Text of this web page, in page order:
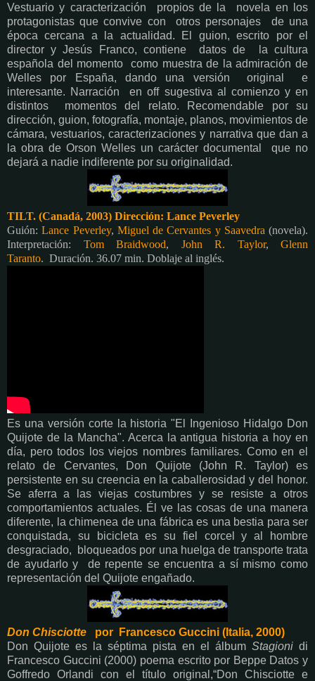
Vestuario y caracterización propios de la novela en los
protagonistas que convive con otros personajes de una
época cercana a la actualidad. El guion, escrito por el
director y Jesús Franco, contiene datos de la cultura
española del momento como muestra de la admiración de
Welles por España, dando una versión original e
interesante. Narración en off sugestiva al comienzo y en
distintos momentos del relato. Recomendable por su
dirección, guion, fotografía, montaje, planos, movimientos de
cámara, vestuarios, caracterizaciones y narrativa que dan a
la obra de Orson Welles un carácter documental que no
dejará a nadie indiferente por su originalidad.
TILT. (Canadá, 2003) Dirección: Lance Peverley
Guión: Lance Peverley, Miguel de Cervantes y Saavedra (novela).
Interpretación:
Tom Braidwood, John R. Taylor, Glenn
Taranto. Duración. 36.07 min. Doblaje al inglés.
Es una versión corte la historia "El Ingenioso Hidalgo Don
Quijote de la Mancha". Acerca la antigua historia a hoy en
día, pero todos los viejos nombres familiares. Como en el
relato de Cervantes, Don Quijote (John R. Taylor) es
persistente en su creencia en la caballerosidad y del honor.
Se aferra a las viejas costumbres y se resiste a otros
comportamientos actuales. Él ve las cosas de una manera
diferente, la chimenea de una fábrica es una bestia para ser
conquistada, su bicicleta es su fiel corcel y al hombre
desgraciado, bloqueados por una huelga de transporte trata
de ayudarlo y de repente se encuentra a sí mismo como
representación del Quijote engañado.
Don Chisciotte
por Francesco Guccini (Italia, 2000)
Don Quijote es la séptima pista en el álbum Stagioni di
Francesco Guccini (2000) poema escrito por Beppe Datos y
Goffredo Orlandi con el título original,“Don Chisciotte e